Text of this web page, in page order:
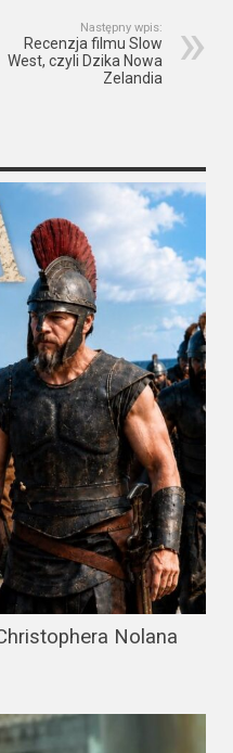
Następny wpis:
Recenzja filmu Slow
West, czyli Dzika Nowa
Zelandia
Nolana